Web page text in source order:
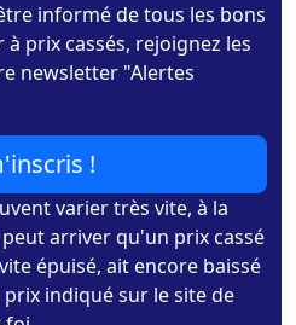
informé de tous les bons
prix cassés, rejoignez les
newsletter "Alertes
!
varier très vite, à la
arriver qu'un prix cassé
épuisé, ait encore baissé
indiqué sur le site de